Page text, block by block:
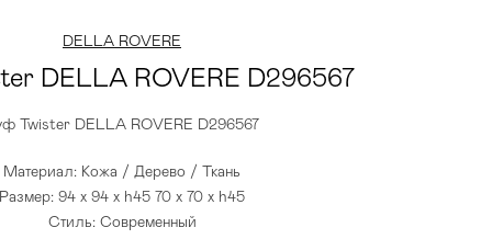
DELLA ROVERE
DELLA ROVERE D296567
Twister DELLA ROVERE D296567
Материал: Кожа / Дерево / Ткань
Размер: 94 x 94 x h45 70 x 70 x h45
Стиль: Современный